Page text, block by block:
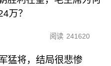
万？
阅读 241620
猛将，结局很悲惨